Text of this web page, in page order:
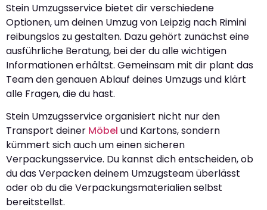
Stein Umzugsservice bietet dir verschiedene
Optionen, um deinen Umzug von Leipzig nach Rimini
reibungslos zu gestalten. Dazu gehört zunächst eine
ausführliche Beratung, bei der du alle wichtigen
Informationen erhältst. Gemeinsam mit dir plant das
Team den genauen Ablauf deines Umzugs und klärt
alle Fragen, die du hast.
Stein Umzugsservice organisiert nicht nur den
Transport deiner Möbel und Kartons, sondern
kümmert sich auch um einen sicheren
Verpackungsservice. Du kannst dich entscheiden, ob
du das Verpacken deinem Umzugsteam überlässt
oder ob du die Verpackungsmaterialien selbst
bereitstellst.